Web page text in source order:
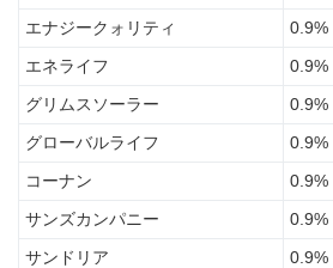
エナジークォリティ
0.9%
エネライフ
0.9%
グリムスソーラー
0.9%
グローバルライフ
0.9%
コーナン
0.9%
サンズカンパニー
0.9%
サンドリア
0.9%